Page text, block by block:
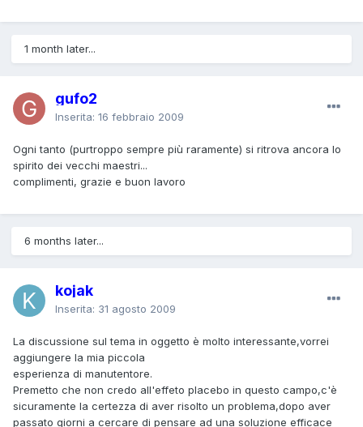
1 month later...
gufo2
Inserita: 16 febbraio 2009
Ogni tanto (purtroppo sempre più raramente) si ritrova ancora lo
spirito dei vecchi maestri...
complimenti, grazie e buon lavoro
6 months later...
kojak
Inserita: 31 agosto 2009
La discussione sul tema in oggetto è molto interessante,vorrei
aggiungere la mia piccola
esperienza di manutentore.
Premetto che non credo all'effeto placebo in questo campo,c'è
sicuramente la certezza di aver risolto un problema,dopo aver
passato giorni a cercare di pensare ad una soluzione efficace